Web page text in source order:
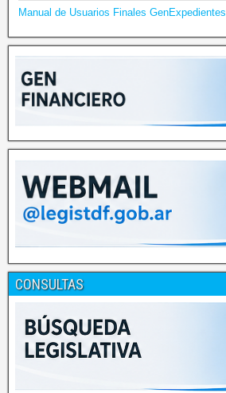
Manual de Usuarios Finales GenExpedientes
CONSULTAS